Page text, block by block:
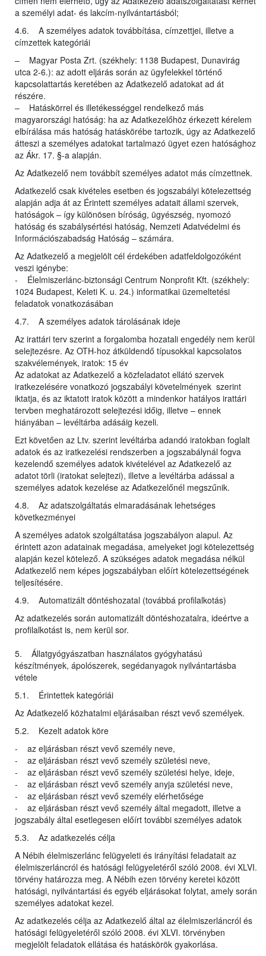
a személyi adat- és lakcím-nyilvántartásból;
4.6. A személyes adatok továbbítása, címzettjei, illetve a
címzettek kategóriái
– Magyar Posta Zrt. (székhely: 1138 Budapest, Dunavirág
utca 2-6.): az adott eljárás során az ügyfelekkel történő
kapcsolattartás keretében az Adatkezelő adatokat ad át
részére.
– Hatáskörrel és illetékességgel rendelkező más
magyarországi hatóság: ha az Adatkezelőhöz érkezett kérelem
elbírálása más hatóság hatáskörébe tartozik, úgy az Adatkezelő
átteszi a személyes adatokat tartalmazó ügyet ezen hatósághoz
az Ákr. 17. §-a alapján.
Az Adatkezelő nem továbbít személyes adatot más címzettnek.
Adatkezelő csak kivételes esetben és jogszabályi kötelezettség
alapján adja át az Érintett személyes adatait állami szervek,
hatóságok – így különösen bíróság, ügyészség, nyomozó
hatóság és szabálysértési hatóság, Nemzeti Adatvédelmi és
Információszabadság Hatóság – számára.
Az Adatkezelő a megjelölt cél érdekében adatfeldolgozóként
veszi igénybe:
- Élelmiszerlánc-biztonsági Centrum Nonprofit Kft. (székhely:
1024 Budapest, Keleti K. u. 24.) informatikai üzemeltetési
feladatok vonatkozásában
4.7. A személyes adatok tárolásának ideje
Az irattári terv szerint a forgalomba hozatali engedély nem kerül
selejtezésre. Az OTH-hoz átküldendő típusokkal kapcsolatos
szakvélemények, iratok: 15 év
Az adatokat az Adatkezelő a közfeladatot ellátó szervek
iratkezelésére vonatkozó jogszabályi követelmények szerint
iktatja, és az iktatott iratok között a mindenkor hatályos irattári
tervben meghatározott selejtezési időig, illetve – ennek
hiányában – levéltárba adásáig kezeli.
Ezt követően az Ltv. szerint levéltárba adandó iratokban foglalt
adatok és az iratkezelési rendszerben a jogszabálynál fogva
kezelendő személyes adatok kivételével az Adatkezelő az
adatot törli (iratokat selejtezi), illetve a levéltárba adással a
személyes adatok kezelése az Adatkezelőnél megszűnik.
4.8. Az adatszolgáltatás elmaradásának lehetséges
következményei
A személyes adatok szolgáltatása jogszabályon alapul. Az
érintett azon adatainak megadása, amelyeket jogi kötelezettség
alapján kezel kötelező. A szükséges adatok megadása nélkül
Adatkezelő nem képes jogszabályban előírt kötelezettségének
teljesítésére.
4.9. Automatizált döntéshozatal (továbbá profilalkotás)
Az adatkezelés során automatizált döntéshozatalra, ideértve a
profilalkotást is, nem kerül sor.
5. Állatgyógyászatban használatos gyógyhatású
készítmények, ápolószerek, segédanyagok nyilvántartásba
vétele
5.1. Érintettek kategóriái
Az Adatkezelő közhatalmi eljárásaiban részt vevő személyek.
5.2. Kezelt adatok köre
- az eljárásban részt vevő személy neve,
- az eljárásban részt vevő személy születési neve,
- az eljárásban részt vevő személy születési helye, ideje,
- az eljárásban részt vevő személy anyja születési neve,
- az eljárásban részt vevő személy elérhetősége
- az eljárásban részt vevő személy által megadott, illetve a
jogszabály által esetlegesen előírt további személyes adatok
5.3. Az adatkezelés célja
A Nébih élelmiszerlánc felügyeleti és irányítási feladatait az
élelmiszerláncról és hatósági felügyeletéről szóló 2008. évi XLVI.
törvény határozza meg. A Nébih ezen törvény keretei között
hatósági, nyilvántartási és egyéb eljárásokat folytat, amely során
személyes adatokat kezel.
Az adatkezelés célja az Adatkezelő által az élelmiszerláncról és
hatósági felügyeletéről szóló 2008. évi XLVI. törvényben
megjelölt feladatok ellátása és hatáskörök gyakorlása.